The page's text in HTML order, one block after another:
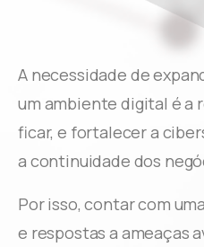
A necessidade de
um ambiente digital é a
ficar, e fortalecer a
a continuidade dos
Por isso, contar com
e respostas a ameaças